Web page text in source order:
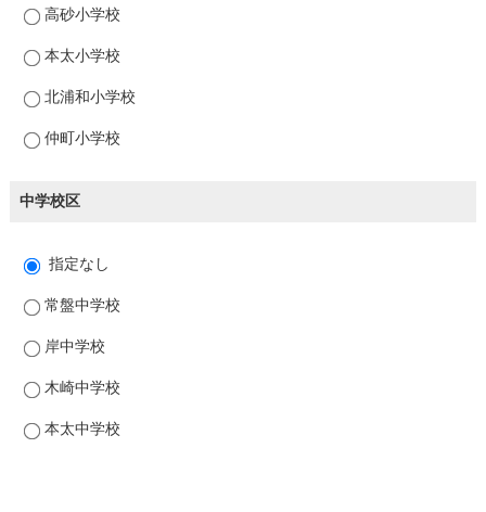
高砂小学校
本太小学校
北浦和小学校
仲町小学校
中学校区
指定なし
常盤中学校
岸中学校
木崎中学校
本太中学校